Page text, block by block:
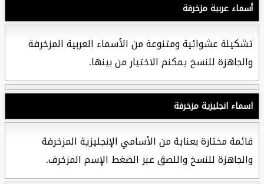
أسماء عربية مزخرفة
تشكيلة عشوائية ومتنوعة من الأسماء العربية المزخرفة
والجاهزة للنسخ يمكنم الاختيار من بينها.
اسماء انجليزية مزخرفة
قائمة مختارة بعناية من الأسامي الإنجليزية المزخرفة
والجاهزة للنسخ واللصق عبر الضغط الإسم المزخرف.